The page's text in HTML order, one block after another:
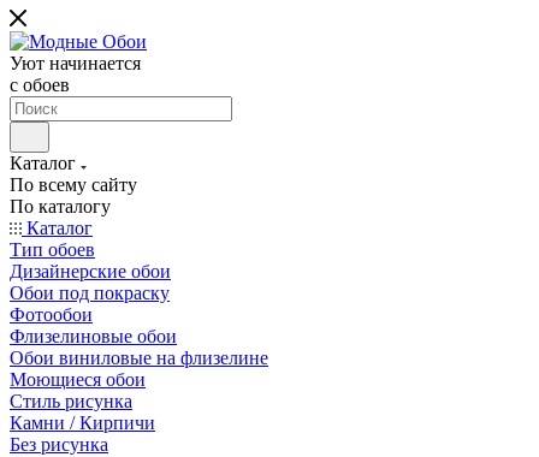
Уют начинается
c обоев
Каталог
По всему сайту
По каталогу
Каталог
Тип обоев
Дизайнерские обои
Обои под покраску
Фотообои
Флизелиновые обои
Обои виниловые на флизелине
Моющиеся обои
Стиль рисунка
Камни / Кирпичи
Без рисунка